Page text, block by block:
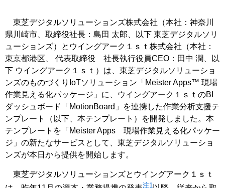
東芝デジタルソリューションズ株式会社（本社：神奈川
県川崎市、取締役社長：島田 太郎、以下 東芝デジタルソリ
ューションズ）とウイングアーク１ｓｔ株式会社（本社：
東京都港区、 代表取締役 社長執行役員CEO：田中 潤、以
下 ウイングアーク１ｓｔ）は、東芝デジタルソリューショ
ンズのものづくりIoTソリューション「Meister Apps™ 現場
作業見える化パッケージ」に、ウイングアーク１ｓｔのBI
ダッシュボード「MotionBoard」を連携した作業分析支援テ
ンプレート（以下、本テンプレート）を開発しました。本
テンプレートを「Meister Apps 現場作業見える化パッケー
ジ」の新たなサービスとして、東芝デジタルソリューショ
ンズが本日から提供を開始します。
東芝デジタルソリューションズとウイングアーク１ｓｔ
注1